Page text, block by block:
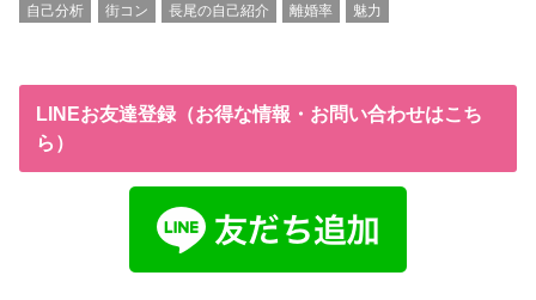
自己分析
街コン 長尾の自己紹介 離婚率 魅力
LINEお友達登録（お得な情報・お問い合わせはこち
ら）